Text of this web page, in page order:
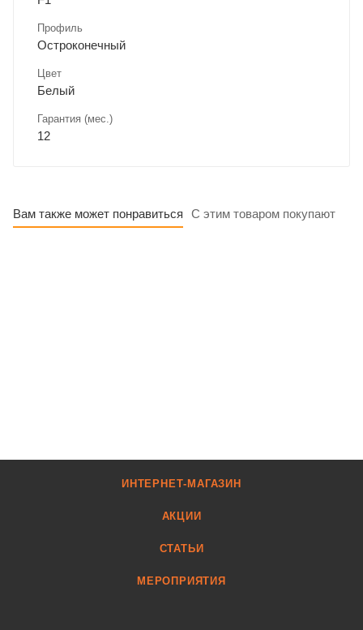
Профиль
Остроконечный
Цвет
Белый
Гарантия (мес.)
12
Вам также может понравиться С этим товаром покупают
ИНТЕРНЕТ-МАГАЗИН
АКЦИИ
СТАТЬИ
МЕРОПРИЯТИЯ